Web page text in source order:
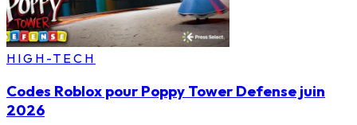
HIGH-TECH
Codes Roblox pour Poppy Tower Defense juin
2026